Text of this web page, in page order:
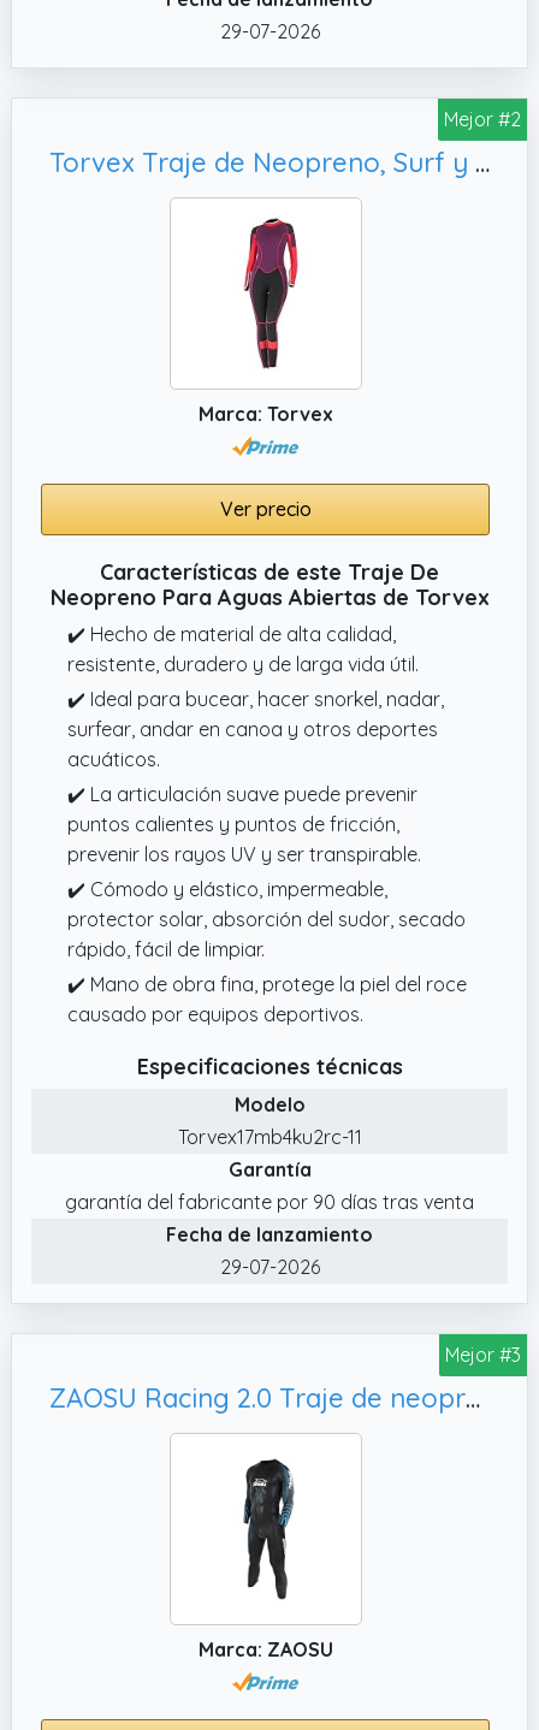
29-07-2026
Mejor #2
Torvex Traje de Neopreno, Surf y Entrenamiento en Aguas Abiertas (S)
Marca: Torvex
Ver precio
Características de este Traje De
Neopreno Para Aguas Abiertas de Torvex
✔️ Hecho de material de alta calidad,
resistente, duradero y de larga vida útil.
✔️ Ideal para bucear, hacer snorkel, nadar,
surfear, andar en canoa y otros deportes
acuáticos.
✔️ La articulación suave puede prevenir
puntos calientes y puntos de fricción,
prevenir los rayos UV y ser transpirable.
✔️ Cómodo y elástico, impermeable,
protector solar, absorción del sudor, secado
rápido, fácil de limpiar.
✔️ Mano de obra fina, protege la piel del roce
causado por equipos deportivos.
Especificaciones técnicas
Modelo
Torvex17mb4ku2rc-11
Garantía
garantía del fabricante por 90 días tras venta
Fecha de lanzamiento
29-07-2026
Mejor #3
ZAOSU Racing 2.0 Traje de neopreno Triatlón | Wetsuit Natación en aguas abiertas
Marca: ZAOSU